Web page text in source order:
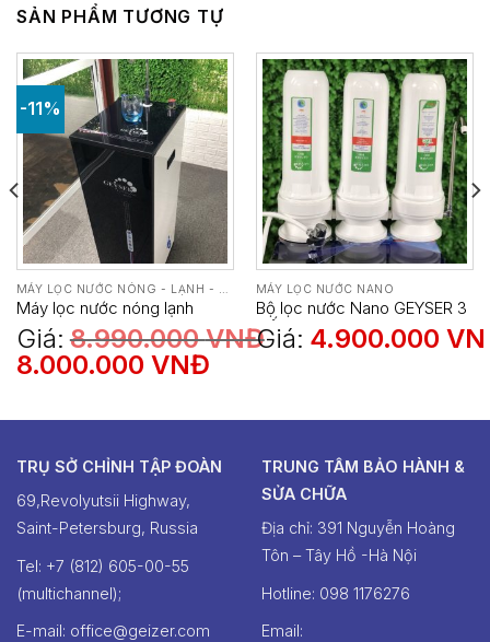
SẢN PHẨM TƯƠNG TỰ
-11%
Máy lọc nước nóng lạnh
nguội Geyser Prestige Smart
Giá: 8.990.000VNĐ
Giá
gốc
8.000.000 VNĐGiá
hiện
MÁY LỌC NƯỚC NANO
Bộ lọc nước Nano GEYSER 3
CẤP LỌC
Giá: 4.900.000
TRỤ SỞ CHỈNH TẬP ĐOÀN
69,Revolyutsii Highway,
Saint-Petersburg, Russia
Tel: +7 (812) 605-00-55
(multichannel);
E-mail: office@geizer.com
TRUNG TÂM BẢO HÀNH &
SỬA CHỮA
Địa chỉ: 391 Nguyễn Hoàng
Tôn – Tây Hồ -Hà Nội
Hotline: ‭098 1176276‬
Email: